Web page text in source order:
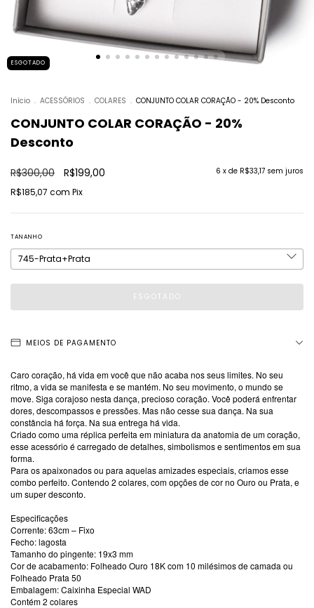
ESGOTADO
Início . ACESSÓRIOS . COLARES . CONJUNTO COLAR CORAÇÃO - 20% Desconto
CONJUNTO COLAR CORAÇÃO - 20%
Desconto
R$300,00 R$199,00 6 x de R$33,17 sem juros
R$185,07 com Pix
TANANHO
MEIOS DE PAGAMENTO
Caro coração, há vida em você que não acaba nos seus limites. No seu
ritmo, a vida se manifesta e se mantém. No seu movimento, o mundo se
move. Siga corajoso nesta dança, precioso coração. Você poderá enfrentar
dores, descompassos e pressões. Mas não cesse sua dança. Na sua
constância há força. Na sua entrega há vida.
Criado como uma réplica perfeita em miniatura da anatomia de um coração,
esse acessório é carregado de detalhes, simbolismos e sentimentos em sua
forma.
Para os apaixonados ou para aquelas amizades especiais, criamos esse
combo perfeito. Contendo 2 colares, com opções de cor no Ouro ou Prata, e
um super desconto.
Especificações
Corrente: 63cm – Fixo
Fecho: lagosta
Tamanho do pingente: 19x3 mm
Cor de acabamento: Folheado Ouro 18K com 10 milésimos de camada ou
Folheado Prata 50
Embalagem: Caixinha Especial WAD
Contém 2 colares